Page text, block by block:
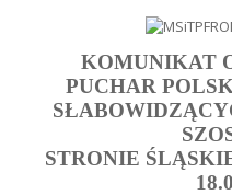
KOMUNIKAT
PUCHAR
STRONIE